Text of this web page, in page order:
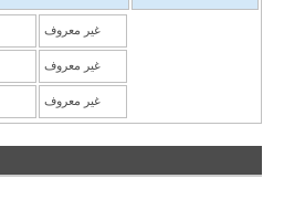
غير معروف
غير معروف
غير معروف